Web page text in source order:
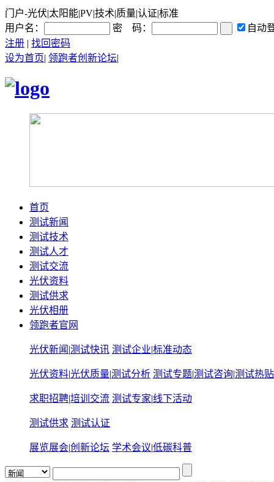
门户-光伏|太阳能|PV|技术|质量|认证|标准
用户名：
密 码：
自动
注册 | 找回密码
设为首页| 领跑者创新论坛|
首页
测试新闻
测试技术
测试人才
测试交流
光伏资料
测试供求
光伏相册
领跑者官网
光伏新闻 |测试快讯 测试企业|标准动态
光伏资料|光伏质量|测试分析 测试专题|测试咨询|测试热贴
求职招聘|培训交流 测试专家|线下活动
测试供求 测试认证
展览展会|创新论坛 学术会议|低碳科普